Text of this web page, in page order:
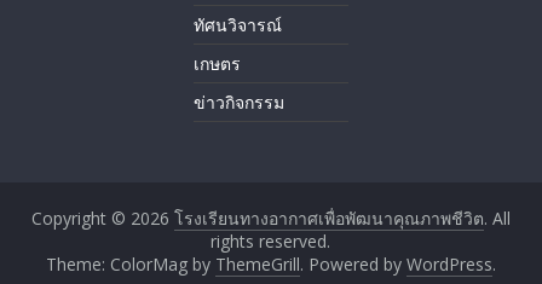
ทัศนวิจารณ์
เกษตร
ข่าวกิจกรรม
Copyright © 2026 โรงเรียนทางอากาศ​เพื่อพัฒนาคุณภาพชีวิต. All
rights reserved.
Theme: ColorMag by ThemeGrill. Powered by WordPress.